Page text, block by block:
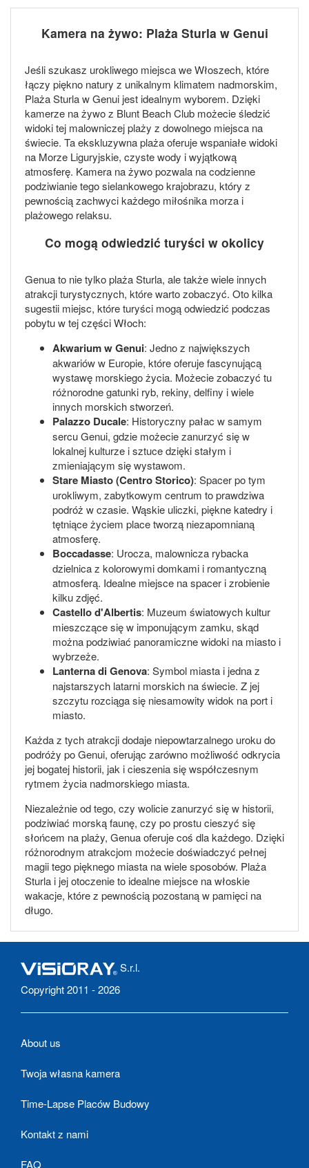
Kamera na żywo: Plaża Sturla w Genui
Jeśli szukasz urokliwego miejsca we Włoszech, które
łączy piękno natury z unikalnym klimatem nadmorskim,
Plaża Sturla w Genui jest idealnym wyborem. Dzięki
kamerze na żywo z Blunt Beach Club możecie śledzić
widoki tej malowniczej plaży z dowolnego miejsca na
świecie. Ta ekskluzywna plaża oferuje wspaniałe widoki
na Morze Liguryjskie, czyste wody i wyjątkową
atmosferę. Kamera na żywo pozwala na codzienne
podziwianie tego sielankowego krajobrazu, który z
pewnością zachwyci każdego miłośnika morza i
plażowego relaksu.
Co mogą odwiedzić turyści w okolicy
Genua to nie tylko plaża Sturla, ale także wiele innych
atrakcji turystycznych, które warto zobaczyć. Oto kilka
sugestii miejsc, które turyści mogą odwiedzić podczas
pobytu w tej części Włoch:
Akwarium w Genui: Jedno z największych
akwariów w Europie, które oferuje fascynującą
wystawę morskiego życia. Możecie zobaczyć tu
różnorodne gatunki ryb, rekiny, delfiny i wiele
innych morskich stworzeń.
Palazzo Ducale: Historyczny pałac w samym
sercu Genui, gdzie możecie zanurzyć się w
lokalnej kulturze i sztuce dzięki stałym i
zmieniającym się wystawom.
Stare Miasto (Centro Storico): Spacer po tym
urokliwym, zabytkowym centrum to prawdziwa
podróż w czasie. Wąskie uliczki, piękne katedry i
tętniące życiem place tworzą niezapomnianą
atmosferę.
Boccadasse: Urocza, malownicza rybacka
dzielnica z kolorowymi domkami i romantyczną
atmosferą. Idealne miejsce na spacer i zrobienie
kilku zdjęć.
Castello d'Albertis: Muzeum światowych kultur
mieszczące się w imponującym zamku, skąd
można podziwiać panoramiczne widoki na miasto i
wybrzeże.
Lanterna di Genova: Symbol miasta i jedna z
najstarszych latarni morskich na świecie. Z jej
szczytu rozciąga się niesamowity widok na port i
miasto.
Każda z tych atrakcji dodaje niepowtarzalnego uroku do
podróży po Genui, oferując zarówno możliwość odkrycia
jej bogatej historii, jak i cieszenia się współczesnym
rytmem życia nadmorskiego miasta.
Niezależnie od tego, czy wolicie zanurzyć się w historii,
podziwiać morską faunę, czy po prostu cieszyć się
słońcem na plaży, Genua oferuje coś dla każdego. Dzięki
różnorodnym atrakcjom możecie doświadczyć pełnej
magii tego pięknego miasta na wiele sposobów. Plaża
Sturla i jej otoczenie to idealne miejsce na włoskie
wakacje, które z pewnością pozostaną w pamięci na
długo.
S.r.l.
Copyright 2011 - 2026
About us
Twoja własna kamera
Time-Lapse Placów Budowy
Kontakt z nami
FAQ